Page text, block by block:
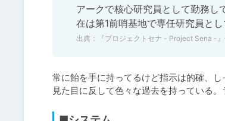
アークで核心研究員として勤務し
在は第1前哨基地で専任研究員とし
出典： 『プロジェクトセナ - Project Sena -
常に飴を手に持ってるけど指示は的確、し
見た目に反して色々な過去を持っている。